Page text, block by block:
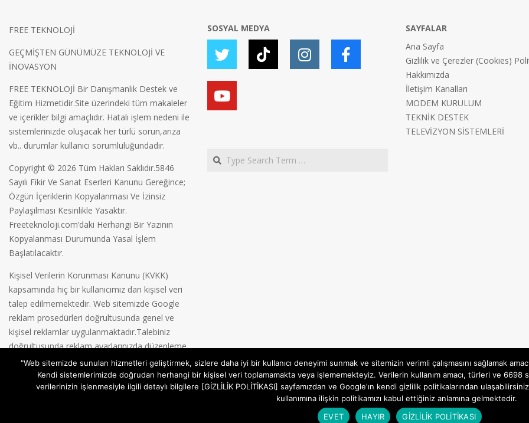
FREE TEKNOLOJİ
GEÇMİŞTEN GÜNÜMÜZE TEKNOLOJİ VE
İNOVASYON
FREE TEKNOLOJİ Bir Danışmanlık Destek ve
Eğitim Hizmetidir.Site üzerindeki tüm makaleler
ve içerikler bilgi amaçlıdır. Hatalı işlem nedeni ile
sistemlerinizde oluşacak her türlü sorun,arıza
vb.. durumlar kullanıcı sorumluluğundadır.
Copyright © 2026 Tüm Hakları Saklıdır.5846
Sayılı Fikir Ve Sanat Eserleri Kanunu Gereğince;
Özgün İçeriklerin Kopyalanması Ve İzinsiz
Paylaşılması Kesinlikle Yasaktır.
Freeteknoloji.com’daki Herhangi Bir Yazının
Kopyalanması Durumunda Yasal İşlem
Başlatılacaktır.
Kişisel Verilerin Korunması Kanunu (KVKK)
kapsamında hiç bir kullanıcımız dan kişisel veri
talep edilmemektedir. Web sitemizde Google
reklam prosedürleri doğrultusunda genel ve
kişisel reklamlar uygulanmaktadır.Talebiniz
doğrultusunda reklam ayarlarınızda düzenleme
yapabilirsiniz.Gizlilik Politikamız
SOSYAL MEDYA
Search
SAYFALAR
Ana Sayfa
Gizlilik ve Çerezler (Cookies)
Hakkımızda
İletişim Kanalları
MODEM KURULUM
TEKNİK DESTEK
TELEVİZYON SİSTEMLERİ
Gizlilik ve Çerezler (Cookies) Politikası Designed using Magazine Hoot. Powered by
"Web sitemizde sunulan hizmetleri geliştirmek, sizlere daha iyi bir kullanıcı deneyimi sunmak ve sitemizin verimli çalışmasını sağlamak
Kendi sistemlerimizde doğrudan herhangi bir kişisel veri toplamamakta veya işlememekteyiz. Verilerin kullanım amacı, türleri ve 6698
verilerinizin işlenmesiyle ilgili detaylı bilgilere [GİZLİLİK POLİTİKASI] sayfamızdan ve Google'ın kendi gizlilik politikalarından
kullanımına ilişkin politikamızı kabul ettiğiniz anlamına gelmektedir.
EVET
HAYIR GİZLİLİK POLİTİKASI